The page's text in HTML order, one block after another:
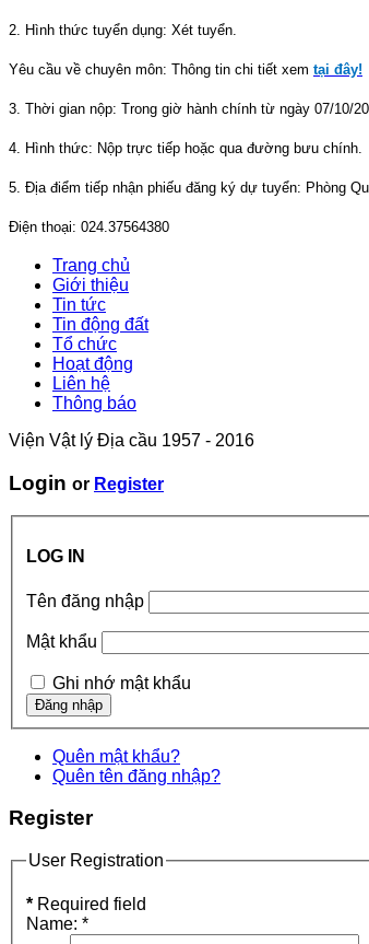
2. Hình thức tuyển dụng: Xét tuyển.
Yêu cầu về chuyên môn: Thông tin chi tiết xem tại đây!
3. Thời gian nộp: Trong giờ hành chính từ ngày 07/10/
4. Hình thức: Nộp trực tiếp hoặc qua đường bưu chính.
5. Địa điểm tiếp nhận phiếu đăng ký dự tuyển: Phòng
Điện thoại: 024.37564380
Trang chủ
Giới thiệu
Tin tức
Tin động đất
Tổ chức
Hoạt động
Liên hệ
Thông báo
Viện Vật lý Địa cầu 1957 - 2016
Login or Register
LOG IN
Tên đăng nhập
Mật khẩu
Ghi nhớ mật khẩu
Quên mật khẩu?
Quên tên đăng nhập?
Register
User Registration
* Required field
Name: *